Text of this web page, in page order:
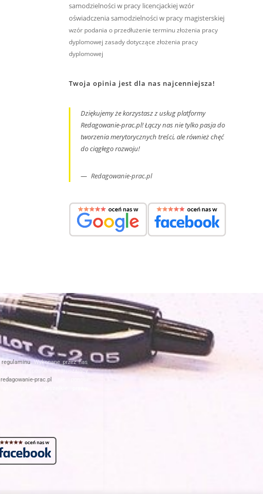
samodzielności w pracy licencjackiejwzór
oświadczenia samodzielności w pracy magisterskiej
wzór podania o przedłużenie terminu złożenia pracy
dyplomowej zasady dotyczące złożenia pracy
dyplomowej
Twoja opinia jest dla nas najcenniejsza!
Dziękujemy że korzystasz z usług platformy
Redagowanie-prac.pl! Łączy nas nie tylko pasja do
tworzenia merytorycznych treści, ale również chęć
do ciągłego rozwoju!
Redagowanie-prac.pl
regulaminu. Wykonane przez nas
w sposób nienaruszający
redagowanie-prac.pl